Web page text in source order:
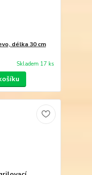
délka 30 cm
Skladem 17 ks